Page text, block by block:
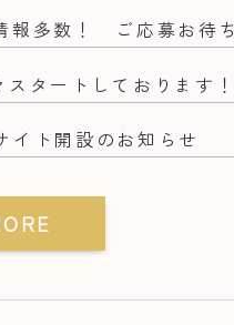
報多数！ ご応募お待
タートしております！
イト開設のお知らせ